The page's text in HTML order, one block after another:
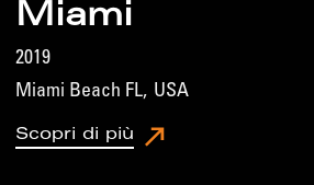
Miami
2019
Miami Beach FL, USA
Scopri di più